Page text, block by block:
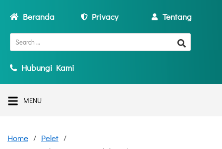
Beranda Privacy Tentang
Hubungi Kami
MENU
Home
Pelet